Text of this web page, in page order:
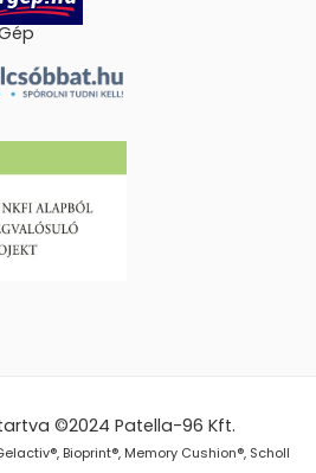
©2024Patella-96 Kft.
Bioprint®, Memory Cushion®, Scholl